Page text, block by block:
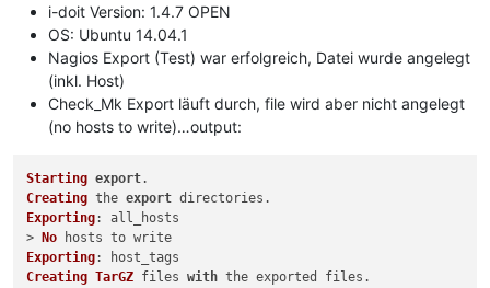
i-doit Version: 1.4.7 OPEN
OS: Ubuntu 14.04.1
Nagios Export (Test) war erfolgreich, Datei wurde angelegt
(inkl. Host)
Check_Mk Export läuft durch, file wird aber nicht angelegt
(no hosts to write)…output:
Starting export
Creating the export
Exporting: all_hosts
>
No
Exporting
Creating TarGZ files with